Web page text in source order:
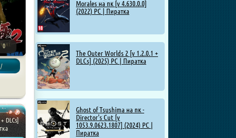
Morales на пк [v 4.630.0.0]
(2022) PC | Пиратка
The Outer Worlds 2 [v 1.2.0.1 +
DLCs] (2025) PC | Пиратка
Ghost of Tsushima на пк -
Director's Cut [v
1053.9.0623.1807] (2024) PC |
Пиратка
0
DLCs]